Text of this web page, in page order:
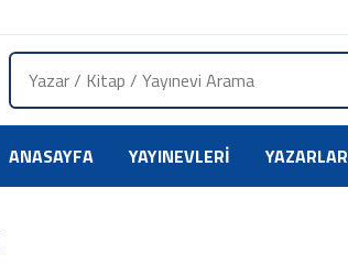
ANASAYFA YAYINEVLERI YAZARLAR